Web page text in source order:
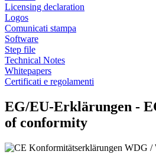
Licensing declaration
Logos
Comunicati stampa
Software
Step file
Technical Notes
Whitepapers
Certificati e regolamenti
EG/EU-Erklärungen -
of conformity